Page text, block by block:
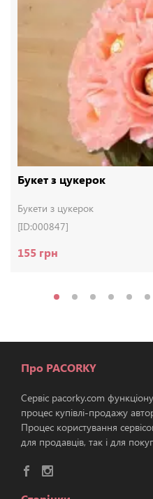
Букет з цукерок
Букети з цукерок
[ID:000847]
155 грн
Про PACORKY
Сервіс pacorky.com
процес купівлі-продажу
Процес користування
для продавців, так і для